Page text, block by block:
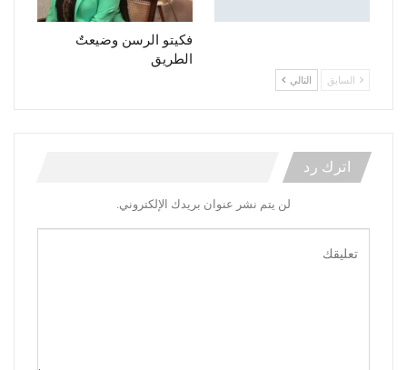
فكيتو الرسن وضيعتٌ
الطريق
السابق التالي
اترك رد
لن يتم نشر عنوان بريدك الإلكتروني.